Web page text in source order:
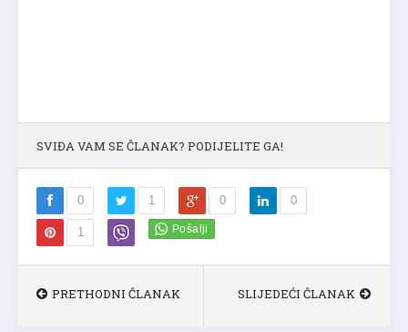
SVIĐA VAM SE ČLANAK? PODIJELITE GA!
0 1 0 0
1
PRETHODNI ČLANAK SLIJEDEĆI ČLANAK